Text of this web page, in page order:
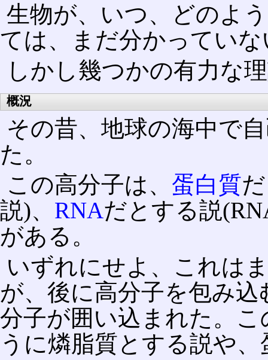
生物が、いつ、どのよ
ては、まだ分かっていな
しかし幾つかの有力な
概況
その昔、地球の海中で
た。
この高分子は、 蛋白質
説)、 RNAだとする説
がある。
いずれにせよ、これは
が、後に高分子を包み
分子が囲い込まれた。
うに燐脂質とする説や